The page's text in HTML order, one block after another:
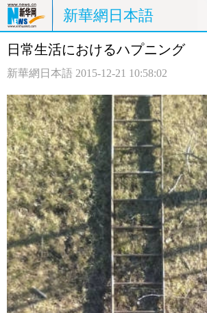
新華網日本語
ホームページ 政治
観光 評論
中日対訳
日常生活におけるハプニング
新華網日本語 2015-12-21 10:58:02